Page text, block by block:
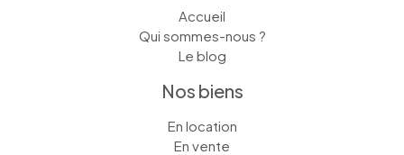
Accueil
Qui sommes-nous ?
Le blog
Nos biens
En location
En vente